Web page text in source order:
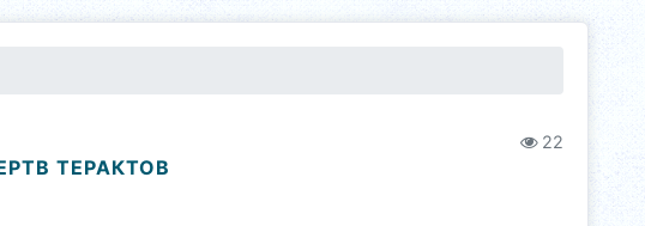
22
ТЕРАКТОВ